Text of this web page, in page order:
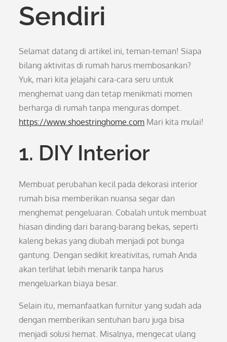
Sendiri
Selamat datang di artikel ini, teman-teman! Siapa
bilang aktivitas di rumah harus membosankan?
Yuk, mari kita jelajahi cara-cara seru untuk
menghemat uang dan tetap menikmati momen
berharga di rumah tanpa menguras dompet.
https://www.shoestringhome.com Mari kita mulai!
1. DIY Interior
Membuat perubahan kecil pada dekorasi interior
rumah bisa memberikan nuansa segar dan
menghemat pengeluaran. Cobalah untuk membuat
hiasan dinding dari barang-barang bekas, seperti
kaleng bekas yang diubah menjadi pot bunga
gantung. Dengan sedikit kreativitas, rumah Anda
akan terlihat lebih menarik tanpa harus
mengeluarkan biaya besar.
Selain itu, memanfaatkan furnitur yang sudah ada
dengan memberikan sentuhan baru juga bisa
menjadi solusi hemat. Misalnya, mengecat ulang